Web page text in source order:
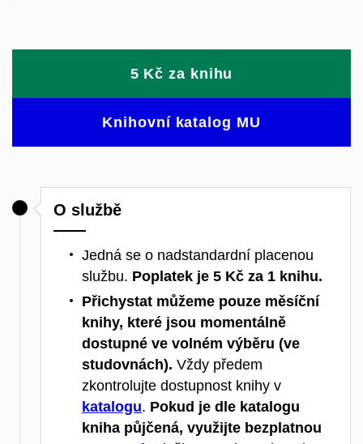
5 Kč za knihu
Knihovní katalog MU
O službě
Jedná se o nadstandardní placenou
službu. Poplatek je 5 Kč za 1 knihu.
Přichystat můžeme pouze měsíční
knihy, které jsou momentálně
dostupné ve volném výběru (ve
studovnách). Vždy předem
zkontrolujte dostupnost knihy v
katalogu. Pokud je dle katalogu
kniha půjčená, využijte bezplatnou